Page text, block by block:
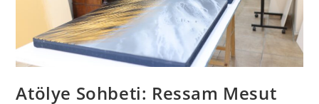
Atölye Sohbeti: Ressam Mesut